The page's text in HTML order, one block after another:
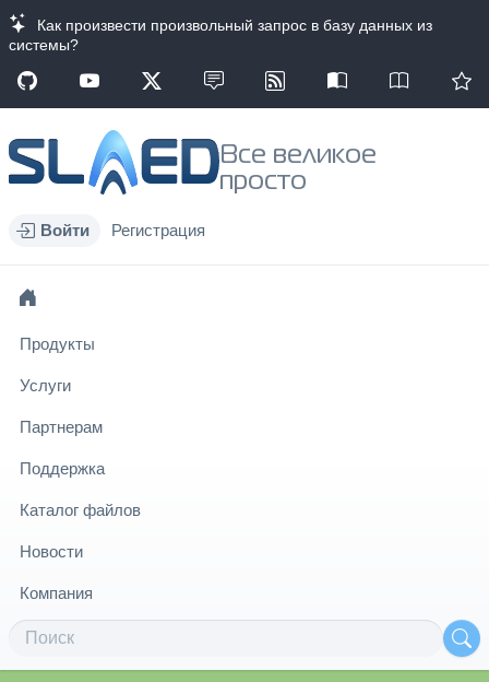
Как произвести произвольный запрос в базу данных из
системы?
Все великое
просто
Войти Регистрация
Продукты
Услуги
Партнерам
Поддержка
Каталог файлов
Новости
Компания